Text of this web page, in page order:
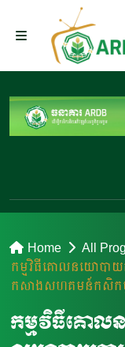
Home All
កម្មវិធីគោលនយោបា
កសាងសហគមន៍កសិកម្
កម្មវិធីគោល